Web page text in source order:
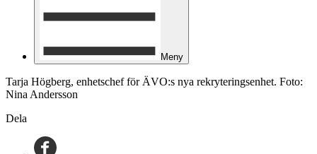
Meny
Tarja Högberg, enhetschef för ÄVO:s nya rekryteringsenhet. Foto:
Nina Andersson
Dela